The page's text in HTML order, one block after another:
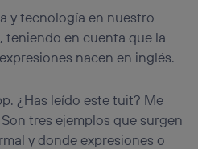
y tecnología en nuestro
teniendo en cuenta que la
nacen en inglés.
¿Has leído este tuit? Me
tres ejemplos que surgen
y donde expresiones o